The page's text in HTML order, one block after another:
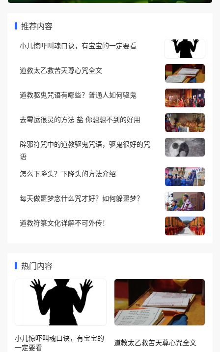
推荐内容
小儿惊吓叫魂口诀，有宝宝的一定要看
道教太乙救苦天尊心咒全文
道教驱鬼咒语有哪些？普通人如何驱鬼
去霉运很灵的方法 盐 你想想不到的好用
辟邪符咒中的道教驱鬼咒语，驱鬼很好的咒
语
怎么下降头？下降头的方法介绍
每天做噩梦念什么咒才好？如何躲噩梦？
道教符箓文化详解不可外传！
热门内容
小儿惊吓叫魂口诀，有宝宝的
一定要看
道教太乙救苦天尊心咒全文